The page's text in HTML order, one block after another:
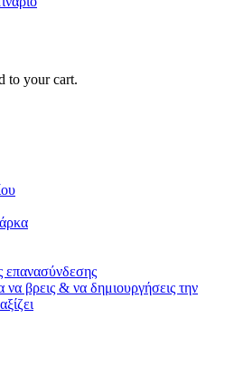
to your cart.
επανασύνδεσης
να βρεις & να δημιουργήσεις την